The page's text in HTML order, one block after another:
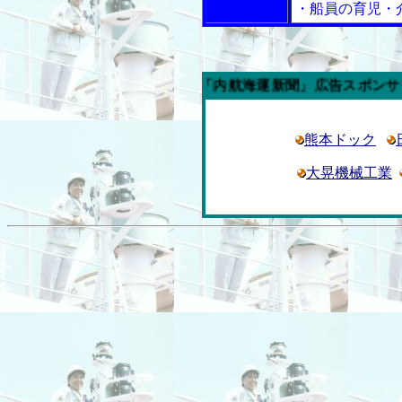
・船員の育児
今週の「内航海運新聞」広告スポンサー企業
熊本ドック
大晃機械工業